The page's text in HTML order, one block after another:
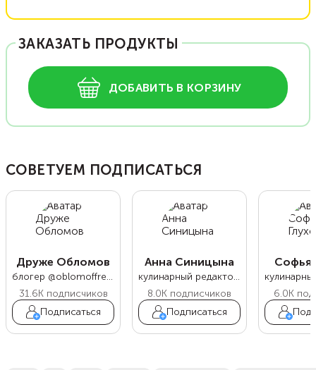
ЗАКАЗАТЬ ПРОДУКТЫ
ДОБАВИТЬ В КОРЗИНУ
СОВЕТУЕМ ПОДПИСАТЬСЯ
Друже Обломов
блогер @oblomoffrecipe
31.6Kподписчиков
Подписаться
Анна Синицына
кулинарный редактор Food.ru
8.0K подписчиков
Подписаться
Софья
6.0K